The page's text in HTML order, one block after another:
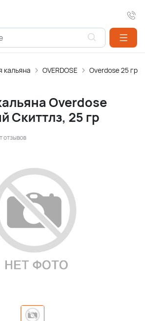
кальяна OVERDOSE Overdose 25 гр
Overdose
Скиттлз, 25 гр
отзывов